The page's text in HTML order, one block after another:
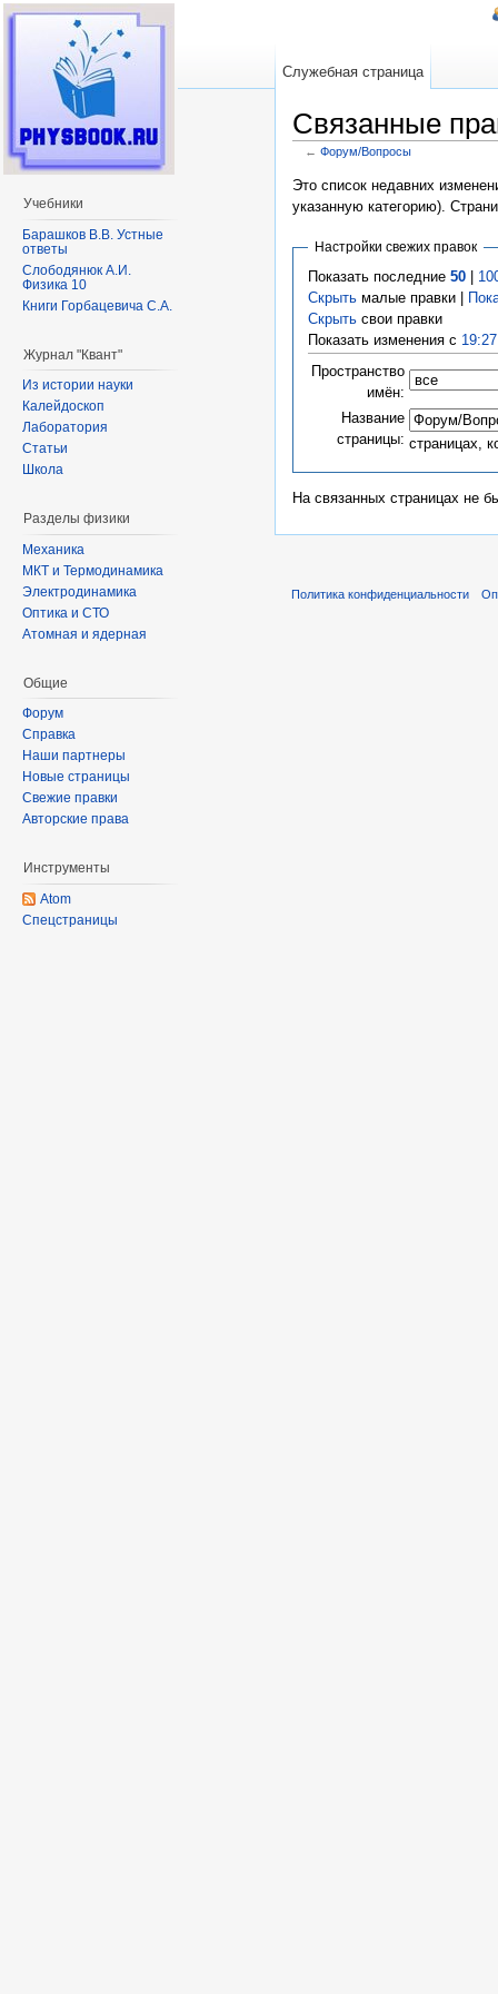
Связанные
← Форум/Вопросы
Это список недавних
указанную категорию).
Настройки свежих правок
Показать последние 50|
Скрытьмалые правки |
Скрытьсвои правки
Показать изменения с
Пространство
имён:
Название
страницы: страницах,
На связанных страницах не
Служебная страница
Учебники
Барашков В.В. Устные
ответы
Слободянюк А.И.
Физика 10
Книги Горбацевича С.А.
Журнал "Квант"
Из истории науки
Калейдоскоп
Лаборатория
Статьи
Школа
Разделы физики
Механика
МКТ и Термодинамика
Электродинамика
Оптика и СТО
Атомная и ядерная
Общие
Форум
Справка
Наши партнеры
Новые страницы
Свежие правки
Авторские права
Инструменты
Atom
Спецстраницы
Политика конфиденциальности